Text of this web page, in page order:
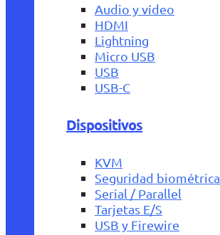
Audio y vídeo
HDMI
Lightning
Micro USB
USB
USB-C
Dispositivos
KVM
Seguridad biométrica
Serial / Parallel
Tarjetas E/S
USB y Firewire